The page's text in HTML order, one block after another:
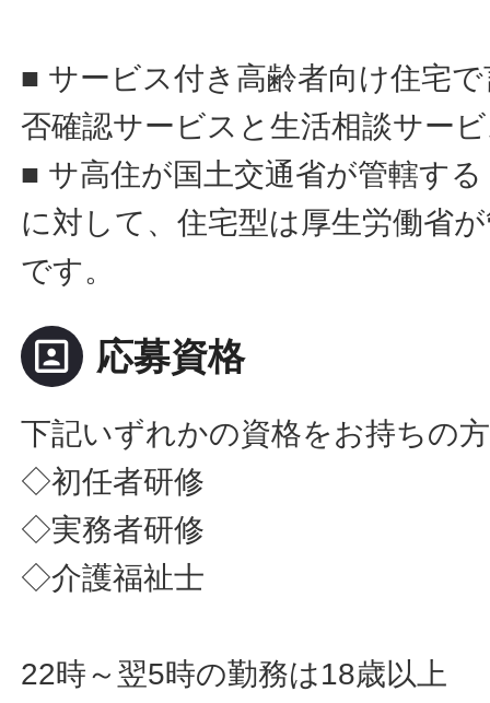
■ サービス付き高齢者向け住宅
否確認サービスと生活相談サー
■ サ高住が国土交通省が管轄す
に対して、住宅型は厚生労働省
です。
portrait 応募資格
下記いずれかの資格をお持ちの方
◇初任者研修
◇実務者研修
◇介護福祉士
22時～翌5時の勤務は18歳以上